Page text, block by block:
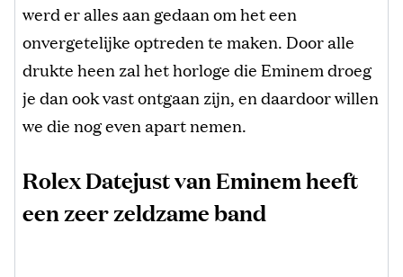
werd er alles aan gedaan om het een
onvergetelijke optreden te maken. Door alle
drukte heen zal het horloge die Eminem droeg
je dan ook vast ontgaan zijn, en daardoor willen
we die nog even apart nemen.
Rolex Datejust van Eminem heeft
een zeer zeldzame band